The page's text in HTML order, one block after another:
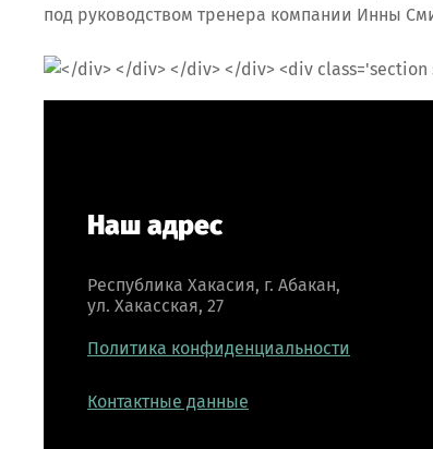
под руководством тренера компании Инны
Наш адрес
Республика Хакасия, г. Абакан,
ул. Хакасская, 27
Политика конфиденциальности
Контактные данные